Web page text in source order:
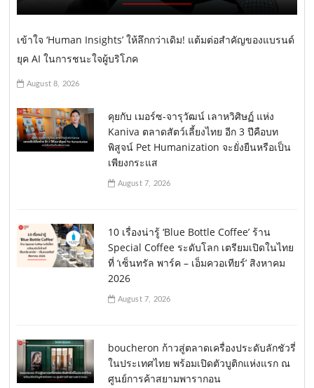
เข้าใจ ‘Human Insights’ ให้ลึกกว่าเดิม! แต้มต่อสำคัญของแบรนด์
ยุค AI ในการชนะใจผู้บริโภค
August 8, 2026
คุยกับ เมอร์ซ-จารุวัฒน์ เลาหวิศิษฏ์ แห่ง
Kaniva ตลาดสัตว์เลี้ยงไทย อีก 3 ปีคือบท
พิสูจน์ Pet Humanization จะยั่งยืนหรือเป็น
เพียงกระแส
August 7, 2026
10 เรื่องน่ารู้ ‘Blue Bottle Coffee’ ร้าน
Special Coffee ระดับโลก เตรียมเปิดในไทย
ที่ ‘เซ็นทรัล พาร์ค – เอ็มควอเทียร์’ สิงหาคม
2026
August 7, 2026
boucheron ก้าวสู่ตลาดเครื่องประดับลักชัวรี่
ในประเทศไทย พร้อมเปิดตัวบูติกแห่งแรก ณ
ศูนย์การค้าสยามพารากอน